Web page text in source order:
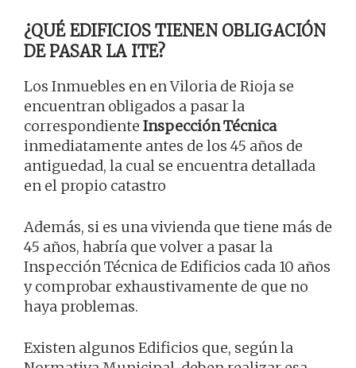
¿QUÉ EDIFICIOS TIENEN OBLIGACIÓN
DE PASAR LA ITE?
Los Inmuebles en en Viloria de Rioja se
encuentran obligados a pasar la
correspondiente Inspección Técnica
inmediatamente antes de los 45 años de
antiguedad, la cual se encuentra detallada
en el propio catastro
Además, si es una vivienda que tiene más de
45 años, habría que volver a pasar la
Inspección Técnica de Edificios cada 10 años
y comprobar exhaustivamente de que no
haya problemas.
Existen algunos Edificios que, según la